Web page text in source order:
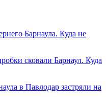
Барнаула. Куда не
сковали Барнаул. Куда
в Павлодар застряли на